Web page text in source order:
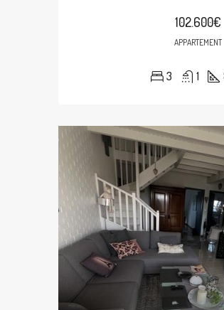
102.600€
APPARTEMENT
3 1